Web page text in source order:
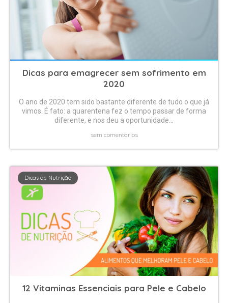
Dicas para emagrecer sem sofrimento em
2020
O ano de 2020 tem sido bastante diferente de tudo o que já
vimos. É fato: a quarentena fez o tempo passar de forma
diferente, e nos deu a oportunidade...
sem comentarios
Dicas de Nutrição
12 Vitaminas Essenciais para Pele e Cabelo